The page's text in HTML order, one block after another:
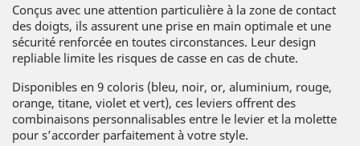
Conçus avec une attention particulière à la zone de contact
des doigts, ils assurent une prise en main optimale et une
sécurité renforcée en toutes circonstances. Leur design
repliable limite les risques de casse en cas de chute.
Disponibles en 9 coloris (bleu, noir, or, aluminium, rouge,
orange, titane, violet et vert), ces leviers offrent des
combinaisons personnalisables entre le levier et la molette
pour s’accorder parfaitement à votre style.